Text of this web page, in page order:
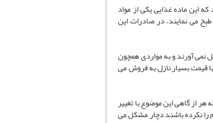
این ماده غذایی یکی از مواد
می نمایند. در صادرات این
نمی آورند و به مواردی همچون
قیمت بسیار نازل به فروش می
از گاهی این موضوع با تغییر
را نکرده باشند دچار مشکل می